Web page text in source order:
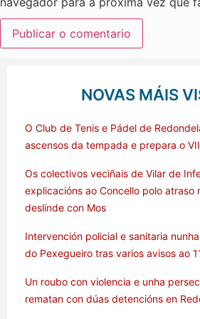
NOVAS MÁIS
O Club de Tenis e Pádel de
ascensos da tempada e prepara o
Os colectivos veciñais de Vilar de
explicacións ao Concello polo atraso
deslinde con Mos
Intervención policial e sanitaria
do Pexegueiro tras varios avisos ao
Un roubo con violencia e unha
rematan con dúas detencións en